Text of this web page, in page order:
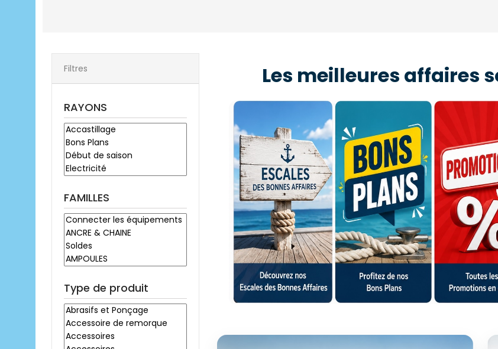
Filtres
RAYONS
FAMILLES
Type de produit
Les meilleures affaires
Escales des bonnes affairesBons Plans Promotions